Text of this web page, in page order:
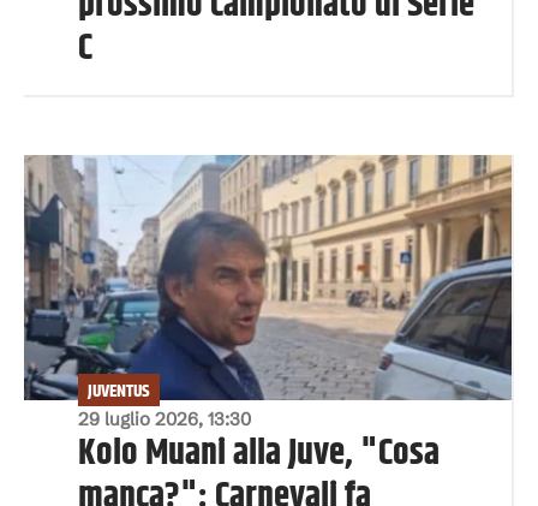
C
29 luglio 2026, 13:30
JUVENTUS
Kolo Muani alla Juve, "Cosa